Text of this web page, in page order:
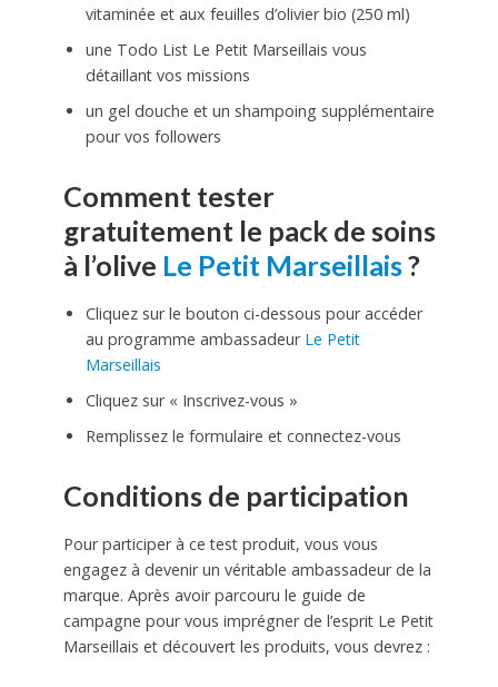
vitaminée et aux feuilles d’olivier bio (250 ml)
une Todo List Le Petit Marseillais vous
détaillant vos missions
un gel douche et un shampoing supplémentaire
pour vos followers
Comment tester
gratuitement le pack de soins
à l’olive Le Petit Marseillais?
Cliquez sur le bouton ci-dessous pour accéder
au programme ambassadeur Le Petit
Marseillais
Cliquez sur « Inscrivez-vous »
Remplissez le formulaire et connectez-vous
Conditions de participation
Pour participer à ce test produit, vous vous
engagez à devenir un véritable ambassadeur de la
marque. Après avoir parcouru le guide de
campagne pour vous imprégner de l’esprit Le Petit
Marseillais et découvert les produits, vous devrez :